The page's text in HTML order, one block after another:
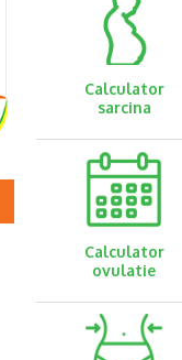
Calculator
sarcina
Calculator
ovulatie